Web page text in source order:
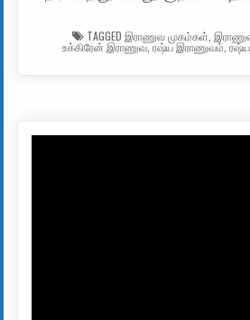
TAGGED இராணுவ முகம்கள்
உக்கிரேன் இராணுவ,ரஷ்ய இராணுவம்,ரஷ்ய